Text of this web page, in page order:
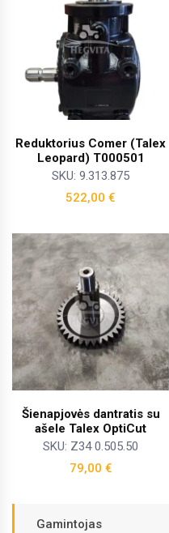
Gamintojas
Reduktorius Comer (Talex
Leopard) T000501
SKU: 9.313.875
522,00 €
Šienapjovės dantratis su
ašele Talex OptiCut
SKU: Z34 0.505.50
79,00 €